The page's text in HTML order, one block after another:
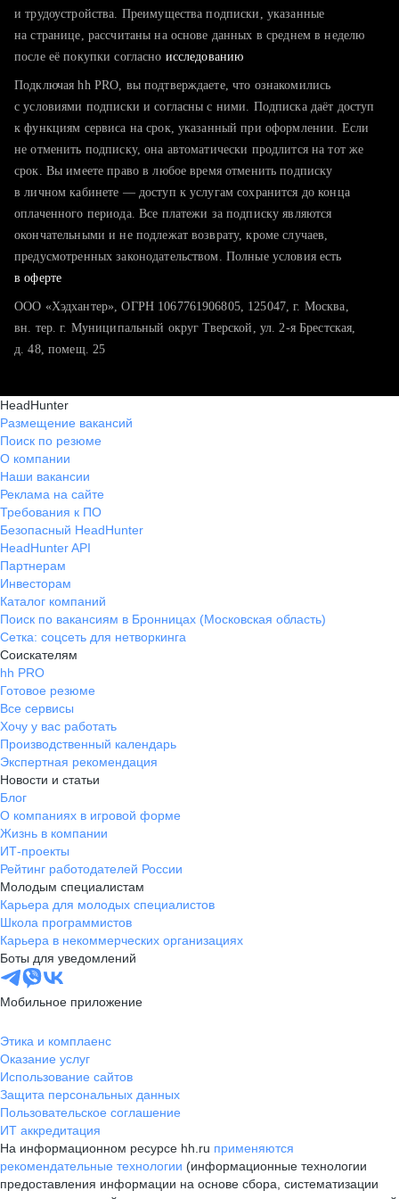
тратите много времени на поиск и вручную поднимаете
хотите сравнить себя с конкурентами и оценить шансы
и трудоустройства. Преимущества подписки, указанные
на странице, рассчитаны на основе данных в среднем в неделю
после её покупки согласно исследованию
Подключая hh PRO, вы подтверждаете, что ознакомились
с условиями подписки и согласны с ними. Подписка даёт доступ
к функциям сервиса на срок, указанный при оформлении. Если
не отменить подписку, она автоматически продлится на тот же
срок. Вы имеете право в любое время отменить подписку
в личном кабинете — доступ к услугам сохранится до конца
оплаченного периода. Все платежи за подписку являются
окончательными и не подлежат возврату, кроме случаев,
предусмотренных законодательством. Полные условия есть
в оферте
ООО «Хэдхантер», ОГРН 1067761906805, 125047, г. Москва,
вн. тер. г. Муниципальный округ Тверской, ул. 2-я Брестская,
д. 48, помещ. 25
HeadHunter
Размещение вакансий
Поиск по резюме
О компании
Наши вакансии
Реклама на сайте
Требования к ПО
Безопасный HeadHunter
HeadHunter API
Партнерам
Инвесторам
Каталог компаний
Поиск по вакансиям в Бронницах (Московская область)
Сетка: соцсеть для нетворкинга
Соискателям
hh PRO
Готовое резюме
Все сервисы
Хочу у вас работать
Производственный календарь
Экспертная рекомендация
Новости и статьи
Блог
О компаниях в игровой форме
Жизнь в компании
ИТ-проекты
Рейтинг работодателей России
Молодым специалистам
Карьера для молодых специалистов
Школа программистов
Карьера в некоммерческих организациях
Боты для уведомлений
Мобильное приложение
Этика и комплаенс
Оказание услуг
Использование сайтов
Защита персональных данных
Пользовательское соглашение
ИТ аккредитация
На информационном ресурсе hh.ru применяются
рекомендательные технологии (информационные технологии
предоставления информации на основе сбора, систематизации